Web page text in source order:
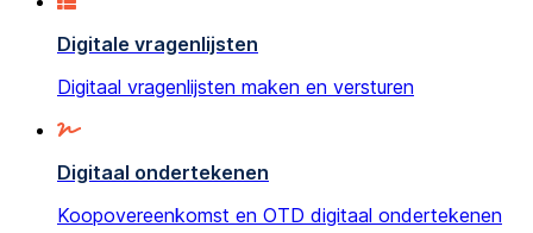
Digitale vragenlijsten
Digitaal vragenlijsten maken en versturen
Digitaal ondertekenen
Koopovereenkomst en OTD digitaal ondertekenen